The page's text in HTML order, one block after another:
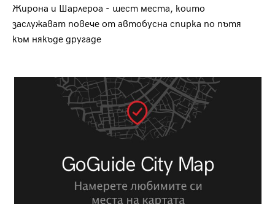
Жирона и Шарлероа - шест места, които
заслужават повече от автобусна спирка по пътя
към някъде другаде